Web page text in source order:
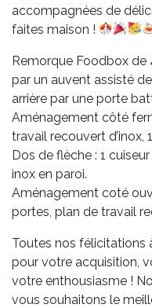
accompagnées de
faites maison !
Remorque Foodbox
par un auvent assisté
arrière par une porte
Aménagement côté
travail recouvert d’inox,
Dos de flèche : 1
inox en paroi.
Aménagement coté
portes, plan de travail
Toutes nos félicitations
pour votre acquisition,
votre enthousiasme !
vous souhaitons le